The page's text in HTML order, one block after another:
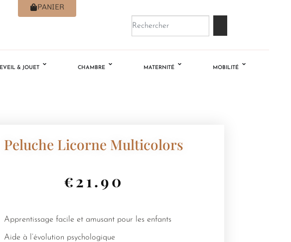
PANIER
EVEIL & JOUET CHAMBRE MATERNITÉ MOBILITÉ
Peluche Licorne Multicolors
€21.90
Apprentissage facile et amusant pour les enfants
Aide à l’évolution psychologique